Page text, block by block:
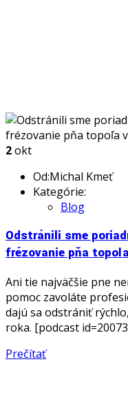
2okt
Od:Michal Kmeť
Kategórie:
Blog
Odstránili sme
frézovanie pňa
Ani tie najväčšie pne
pomoc zavoláte
dajú sa odstrániť
roka. [podcast
Prečítať